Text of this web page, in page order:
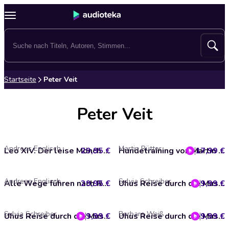
Startseite Peter Veit
Peter Veit
Leo XIV. Der leise Mönch an der Spitze der Macht - Das Hörbuch zum neuen Papst von Bestsellerautor und Vatikanexperte Andreas En
Andreas Englisch 29,95 € Hundetraining von Martin Rütter
Martin Rütter 17,99 €
Alle Wege führen nach Rom. 11 Rätsel und ein Minivan - eine turbulente Pilgerreise von Südtirol in die Ewige Stadt (Ungekürzt)
Andreas Englisch 29,95 € Uhus Reise durch die Musikgeschichte. Das 19. Jahrhundert. Die Romantik und ihre Virtuosen (2)
Sylvia Schreiber 9,99 €
Uhus Reise durch die Musikgeschichte. Das 19. Jahrhundert. Die Romantik und ihre Opern (1)
Sylvia Schreiber 9,99 € Uhus Reise durch die Musikgeschichte. Das 16. Jahrhundert
Barbara Weiß 9,99 €